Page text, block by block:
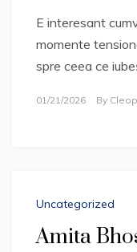
E interesant
momente
spre ceea ce
01/21/2026 By
Uncategorized
Amita